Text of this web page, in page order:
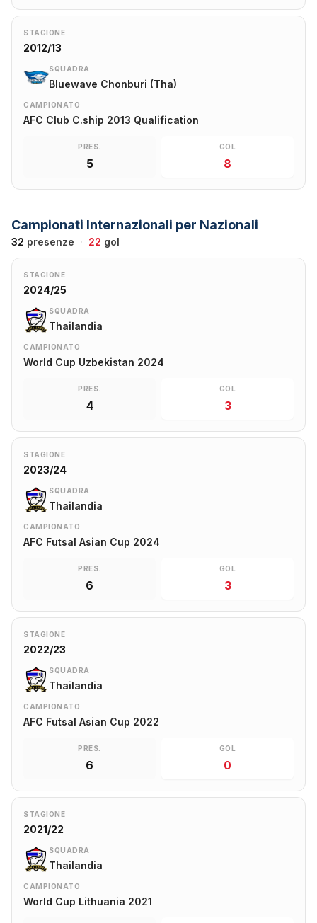
STAGIONE
2012/13
SQUADRA
Bluewave Chonburi (Tha)
CAMPIONATO
AFC Club C.ship 2013 Qualification
PRES.
5
GOL
8
Campionati Internazionali per Nazionali
32 presenze · 22 gol
STAGIONE
2024/25
SQUADRA
Thailandia
CAMPIONATO
World Cup Uzbekistan 2024
PRES.
4
GOL
3
STAGIONE
2023/24
SQUADRA
Thailandia
CAMPIONATO
AFC Futsal Asian Cup 2024
PRES.
6
GOL
3
STAGIONE
2022/23
SQUADRA
Thailandia
CAMPIONATO
AFC Futsal Asian Cup 2022
PRES.
6
GOL
0
STAGIONE
2021/22
SQUADRA
Thailandia
CAMPIONATO
World Cup Lithuania 2021